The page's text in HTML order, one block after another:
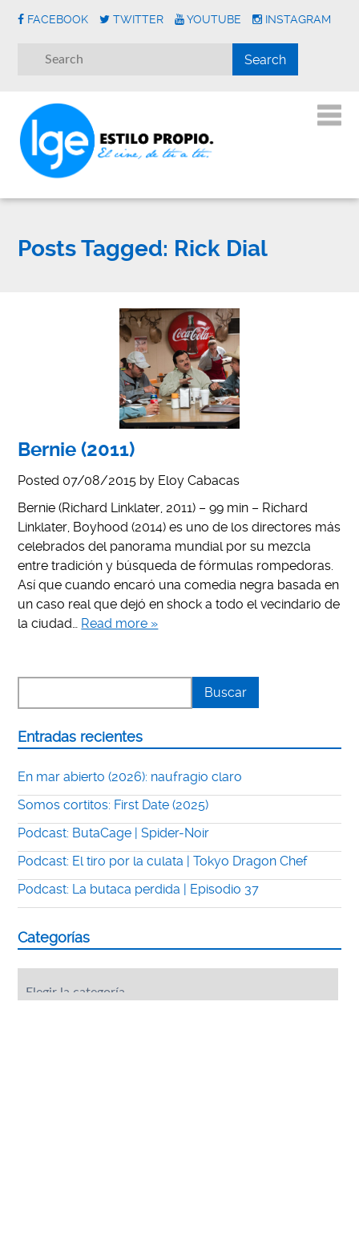
FACEBOOK TWITTER YOUTUBE INSTAGRAM
Posts Tagged: Rick Dial
Bernie (2011)
Posted 07/08/2015 by Eloy Cabacas
Bernie (Richard Linklater, 2011) – 99 min – Richard
Linklater, Boyhood (2014) es uno de los directores más
celebrados del panorama mundial por su mezcla
entre tradición y búsqueda de fórmulas rompedoras.
Así que cuando encaró una comedia negra basada en
un caso real que dejó en shock a todo el vecindario de
la ciudad… Read more »
Entradas recientes
En mar abierto (2026): naufragio claro
Somos cortitos: First Date (2025)
Podcast: ButaCage | Spider-Noir
Podcast: El tiro por la culata | Tokyo Dragon Chef
Podcast: La butaca perdida | Episodio 37
Categorías